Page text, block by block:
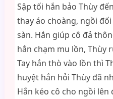
Sập tối hắn bảo Thùy
thay áo choàng, ngồi
sàn. Hắn giúp cô đả
hắn chạm mu lồn, Thùy
Tay hắn thò vào lồn thì
huyệt hắn hỏi Thùy đã
Hắn kéo cô cho ngồi